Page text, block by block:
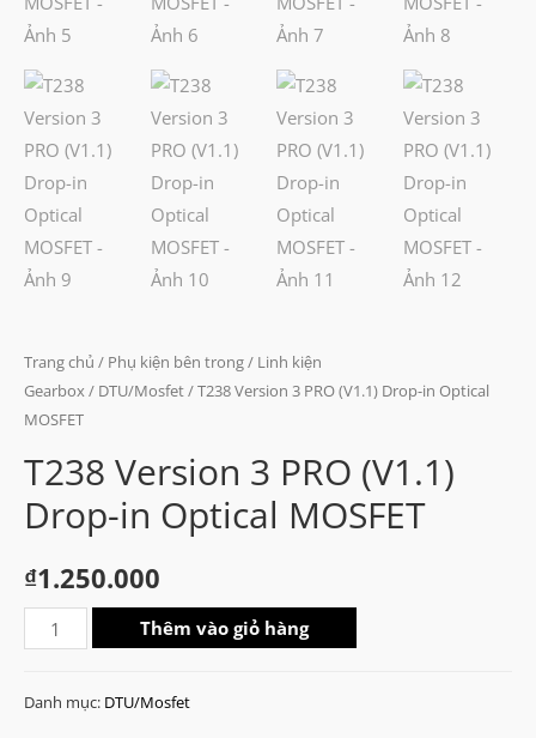
Trang chủ / Phụ kiện bên trong/ Linh kiện
Gearbox/ DTU/Mosfet/ T238 Version 3 PRO (V1.1) Drop-in Optical
MOSFET
T238 Version 3 PRO (V1.1)
Drop-in Optical MOSFET
₫1.250.000
T238
Version
Thêm vào giỏ hàng
Danh mục: DTU/Mosfet